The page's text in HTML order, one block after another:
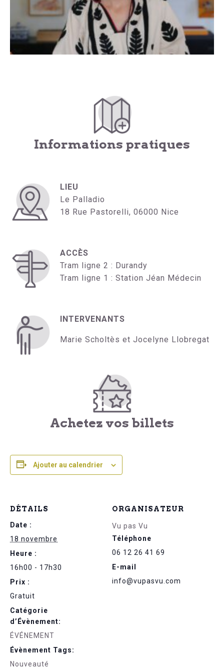
Informations pratiques
LIEU
Le Palladio
18 Rue Pastorelli, 06000 Nice
ACCÈS
Tram ligne 2 : Durandy
Tram ligne 1 : Station Jéan Médecin
INTERVENANTS
Marie Scholtès et Jocelyne Llobregat
Achetez vos billets
Ajouter au calendrier
DÉTAILS
Date :
18 novembre
Heure :
16h00 - 17h30
Prix :
Gratuit
Catégorie
d’Évènement:
ÉVÉNEMENT
Évènement Tags:
Nouveauté
ORGANISATEUR
Vu pas Vu
Téléphone
06 12 26 41 69
E-mail
info@vupasvu.com